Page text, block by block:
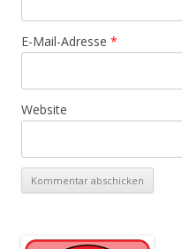
E-Mail-Adresse *
Website